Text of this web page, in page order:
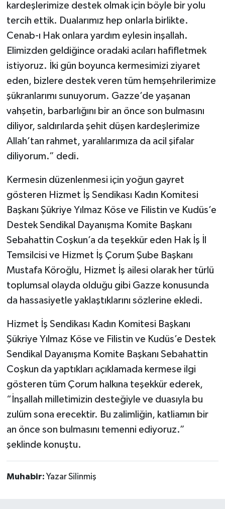
kardeşlerimize destek olmak için böyle bir yolu
tercih ettik. Dualarımız hep onlarla birlikte.
Cenab-ı Hak onlara yardım eylesin inşallah.
Elimizden geldiğince oradaki acıları hafifletmek
istiyoruz. İki gün boyunca kermesimizi ziyaret
eden, bizlere destek veren tüm hemşehrilerimize
şükranlarımı sunuyorum. Gazze’de yaşanan
vahşetin, barbarlığını bir an önce son bulmasını
diliyor, saldırılarda şehit düşen kardeşlerimize
Allah’tan rahmet, yaralılarımıza da acil şifalar
diliyorum.” dedi.
Kermesin düzenlenmesi için yoğun gayret
gösteren Hizmet İş Sendikası Kadın Komitesi
Başkanı Şükriye Yılmaz Köse ve Filistin ve Kudüs’e
Destek Sendikal Dayanışma Komite Başkanı
Sebahattin Coşkun’a da teşekkür eden Hak İş İl
Temsilcisi ve Hizmet İş Çorum Şube Başkanı
Mustafa Köroğlu, Hizmet İş ailesi olarak her türlü
toplumsal olayda olduğu gibi Gazze konusunda
da hassasiyetle yaklaştıklarını sözlerine ekledi.
Hizmet İş Sendikası Kadın Komitesi Başkanı
Şükriye Yılmaz Köse ve Filistin ve Kudüs’e Destek
Sendikal Dayanışma Komite Başkanı Sebahattin
Coşkun da yaptıkları açıklamada kermese ilgi
gösteren tüm Çorum halkına teşekkür ederek,
“İnşallah milletimizin desteğiyle ve duasıyla bu
zulüm sona erecektir. Bu zalimliğin, katliamın bir
an önce son bulmasını temenni ediyoruz.”
şeklinde konuştu.
Muhabir: Yazar Silinmiş